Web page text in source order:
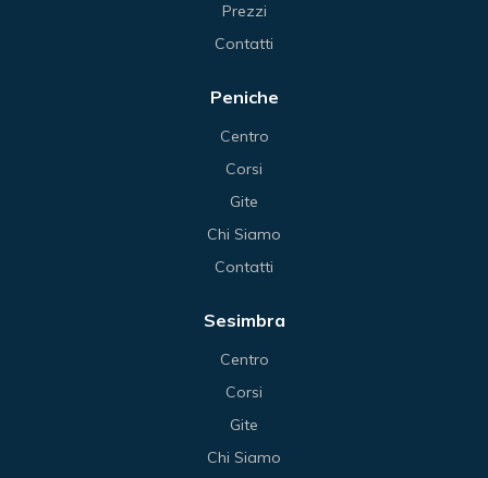
Prezzi
Contatti
Peniche
Centro
Corsi
Gite
Chi Siamo
Contatti
Sesimbra
Centro
Corsi
Gite
Chi Siamo